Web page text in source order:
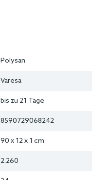
Polysan
Varesa
bis zu 21 Tage
8590729068242
90 x 12 x 1 cm
2.260